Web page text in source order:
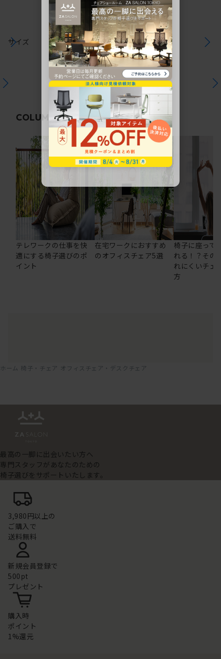
サイズ
COLUMN関連コラム
テレワークの仕事を快
適にする椅子選びのポ
イント
在宅ワークにおすすめ
のオフィスチェア5選
椅子に座って
れる！？その
れにくいチェ
方
ホーム 椅子・チェア オフィスチェア・デスクチェア
最高の一脚に出会いたい方へ
専門スタッフがあなたのための
椅子選びをサポートいたします。
3,980円以上の
ご購入で
送料無料
新規会員登録で
500pt
プレゼント
購入時
ポイント
1%還元